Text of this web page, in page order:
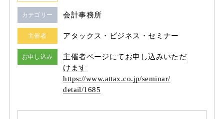
カテゴリー 会計事務所
主催者 アタックス・ビジネス・セミナー
お申し込み
主催者ページにてお申し込みいただ
けます
https://www.attax.co.jp/seminar/
detail/1685